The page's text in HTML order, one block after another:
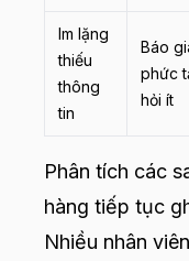
Im lặng
thiếu
thông
tin
Báo
phức
hỏi ít
Phân tích các
hàng tiếp tục
Nhiều nhân